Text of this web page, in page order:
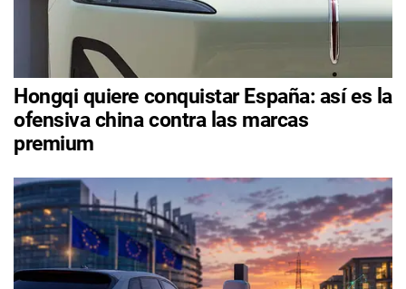
Hongqi quiere conquistar España: así es la
ofensiva china contra las marcas
premium